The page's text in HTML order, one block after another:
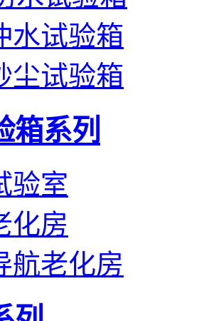
水试验箱
尘试验箱
箱系列
验室
化房
航老化房